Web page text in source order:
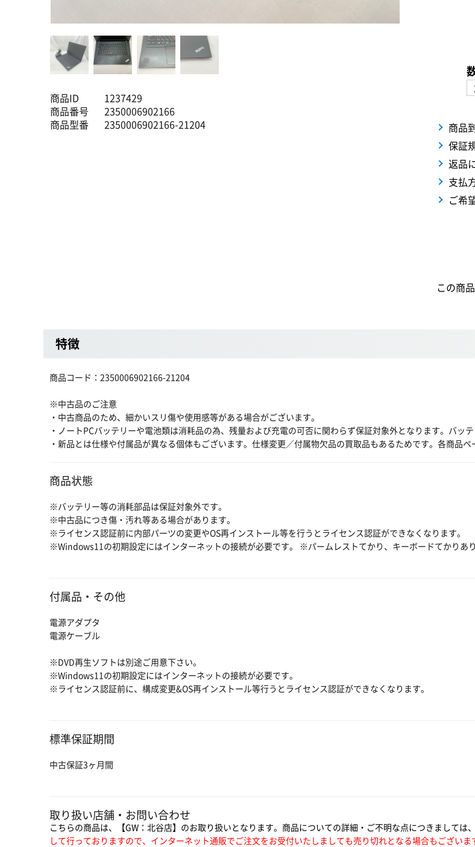
商品ID
1237429
商品番号
2350006902166
商品型番
2350006902166-21204
商品
保証
返品
支払
ご希
この商
特徴
商品コード：2350006902166-21204
※中古品のご注意
・中古商品のため、細かいスリ傷や使用感等がある場合がございます。
・ノートPCバッテリーや電池類は消耗品の為、残量および充電の可否に関わらず保証対象外となります。バッ
・新品とは仕様や付属品が異なる個体もございます。仕様変更／付属物欠品の買取品もあるためです。各商品ペ
商品状態
※バッテリー等の消耗部品は保証対象外です。
※中古品につき傷・汚れ等ある場合があります。
※ライセンス認証前に内部パーツの変更やOS再インストール等を行うとライセンス認証ができなくなります。
※Windows11の初期設定にはインターネットの接続が必要です。 ※パームレストてかり、キーボードてかりあり
付属品・その他
電源アダプタ
電源ケーブル
※DVD再生ソフトは別途ご用意下さい。
※Windows11の初期設定にはインターネットの接続が必要です。
※ライセンス認証前に、構成変更&OS再インストール等行うとライセンス認証ができなくなります。
標準保証期間
中古保証3ヶ月間
取り扱い店舗・お問い合わせ
こちらの商品は、【GW：北谷店】のお取り扱いとなります。商品についての詳細・ご不明な点につきましては
して行っておりますので、インターネット通販でご注文をお受付いたしましても売り切れとなる場合もござい